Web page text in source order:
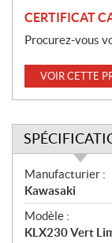
CERTIFICAT
Procurez-vous
VOIR CETTE
S
p
é
c
Manufacturier :
Kawasaki
Modèle :
KLX230 Vert